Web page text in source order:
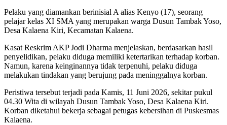
Pelaku yang diamankan berinisial A alias Kenyo (17), seorang
pelajar kelas XI SMA yang merupakan warga Dusun Tambak Yoso,
Desa Kalaena Kiri, Kecamatan Kalaena.
Kasat Reskrim AKP Jodi Dharma menjelaskan, berdasarkan hasil
penyelidikan, pelaku diduga memiliki ketertarikan terhadap korban.
Namun, karena keinginannya tidak terpenuhi, pelaku diduga
melakukan tindakan yang berujung pada meninggalnya korban.
Peristiwa tersebut terjadi pada Kamis, 11 Juni 2026, sekitar pukul
04.30 Wita di wilayah Dusun Tambak Yoso, Desa Kalaena Kiri.
Korban diketahui bekerja sebagai petugas kebersihan di Puskesmas
Kalaena.